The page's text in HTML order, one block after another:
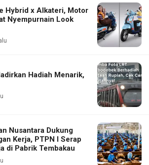
Hybrid x Alkateri, Motor
Nyempurnain Look
Hadiah Menarik,
Nusantara Dukung
Kerja, PTPN I Serap
di Pabrik Tembakau